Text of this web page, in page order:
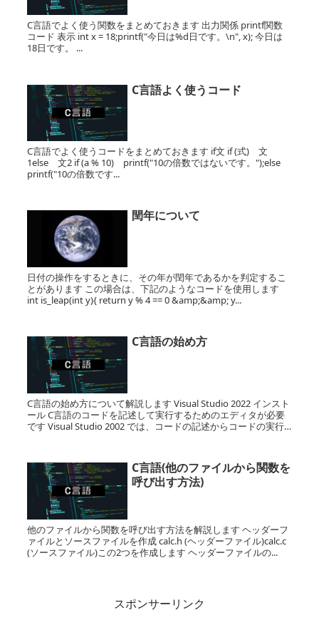
C言語でよく使う関数をまとめておきます 出力関係 printf関数
コード 表示 int x = 18;printf("今日は%d日です。\n", x); 今日は
18日です。 ...
C言語よく使うコード
C言語でよく使うコードをまとめておきます if文 if (式) 文
1else 文2 if (a % 10) printf("10の倍数ではないです。");else
printf("10の倍数です...
閏年について
日付の操作をするときに、その年が閏年であるかを判定するこ
とがあります この場合は、下記のようなコードを使用します
int is_leap(int y){ return y % 4 == 0 &amp;&amp; y...
C言語の始め方
C言語の始め方について解説します Visual Studio 2022 インスト
ール C言語のコードを記述して実行するためのエディタが必要
です Visual Studio 2002 では、コードの記述からコードの実行
C言語(他のファイルから関数を
呼び出す方法)
他のファイルから関数を呼び出す方法を解説します ヘッダーフ
ァイルとソースファイルを作成 calc.h (ヘッダーファイル)calc.c
(ソースファイル)この2つを作成します ヘッダーファイルの...
スポンサーリンク